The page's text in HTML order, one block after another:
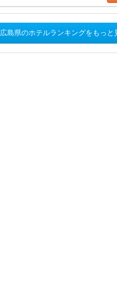
広島県のホテルランキングをもっと